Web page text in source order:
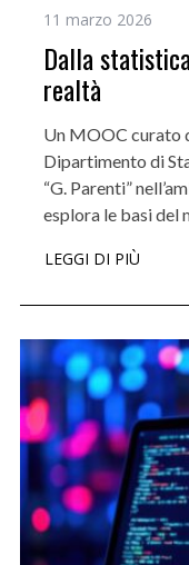
11 marzo 2026
Dalla
realtà
Un MOOC curato
Dipartimento di
“G. Parenti”
esplora le basi del
LEGGI DI PIÙ